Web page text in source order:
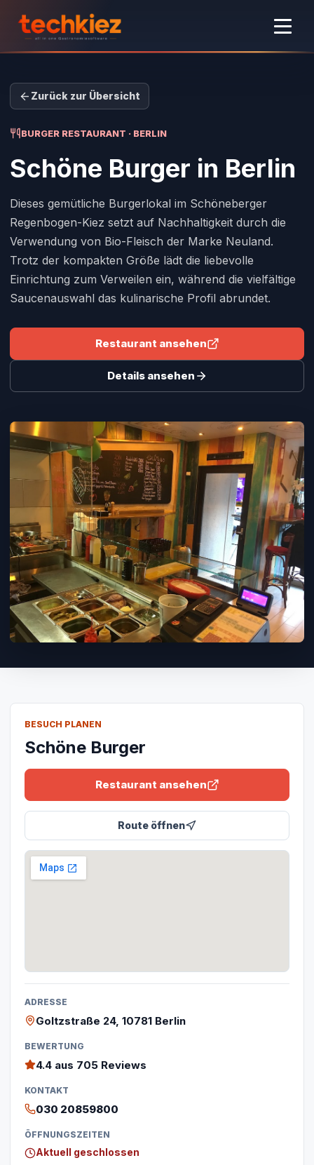
Zurück zur Übersicht
BURGER RESTAURANT · BERLIN
Schöne Burger in Berlin
Dieses gemütliche Burgerlokal im Schöneberger
Regenbogen-Kiez setzt auf Nachhaltigkeit durch die
Verwendung von Bio-Fleisch der Marke Neuland.
Trotz der kompakten Größe lädt die liebevolle
Einrichtung zum Verweilen ein, während die vielfältige
Saucenauswahl das kulinarische Profil abrundet.
Restaurant ansehen
Details ansehen
BESUCH PLANEN
Schöne Burger
Restaurant ansehen
Route öffnen
ADRESSE
Goltzstraße 24, 10781 Berlin
BEWERTUNG
4.4 aus 705 Reviews
KONTAKT
030 20859800
ÖFFNUNGSZEITEN
Aktuell geschlossen